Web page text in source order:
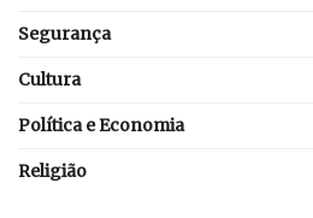
Segurança
Cultura
Política e Economia
Religião